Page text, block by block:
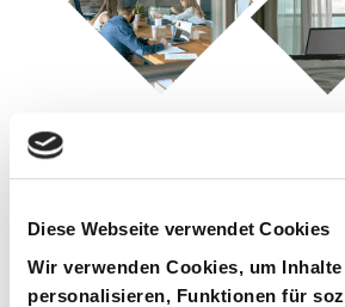
Diese Webseite verwendet Cookies
Wir verwenden Cookies, um
personalisieren, Funktionen für
die besten Offsite-Hotels oder
ganz Europa für kleine und
sammeln.